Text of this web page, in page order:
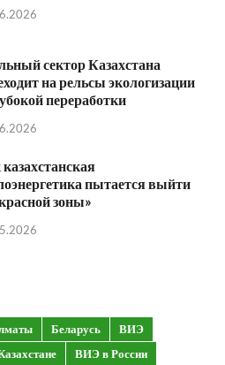
сектор Казахстана
на рельсы экологизации
переработки
пытается выйти
зоны»
Беларусь
ВИЭ
ВИЭ в России